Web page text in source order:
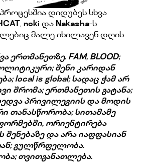
დიდუბეს სხვა
, noki და Nakasha-ს
მალე იხილავენ დღის
ერთმანეთზე. FAM, BLOOD;
შენი კარიდან
local is global; სადაც ჭამ არ
შრომა; ერთმანეთის გატანა;
პრივილეგიის და მოდის
თანასწორობა; სითამამე
ორიენტირება
შენებაზე და არა იაფფასიან
გულწრფელობა.
თვითგანათლება.